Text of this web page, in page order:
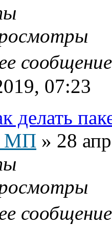
07:23
делать
» 28